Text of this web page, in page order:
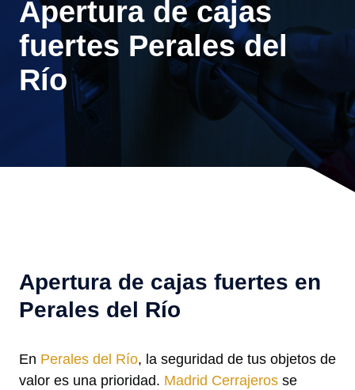
Apertura de cajas
fuertes Perales del
Río
Apertura de cajas fuertes en
Perales del Río
En Perales del Río, la seguridad de tus objetos de
valor es una prioridad. Madrid Cerrajeros se